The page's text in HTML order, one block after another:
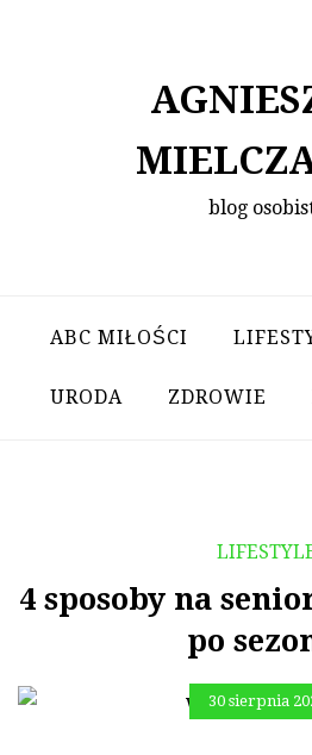
blog
ABC MIŁOŚCI
URODA ZDROWIE
4 sposoby na
po
30 sierpnia